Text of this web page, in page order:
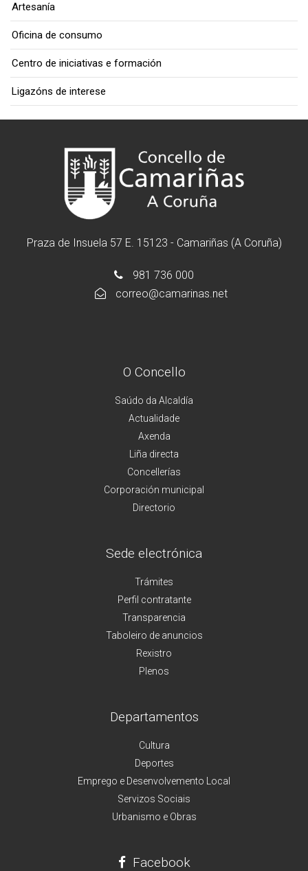
Artesanía
Oficina de consumo
Centro de iniciativas e formación
Ligazóns de interese
Praza de Insuela 57 E. 15123 - Camariñas (A Coruña)
981 736 000
correo@camarinas.net
O Concello
Saúdo da Alcaldía
Actualidade
Axenda
Liña directa
Concellerías
Corporación municipal
Directorio
Sede electrónica
Trámites
Perfil contratante
Transparencia
Taboleiro de anuncios
Rexistro
Plenos
Departamentos
Cultura
Deportes
Emprego e Desenvolvemento Local
Servizos Sociais
Urbanismo e Obras
Facebook